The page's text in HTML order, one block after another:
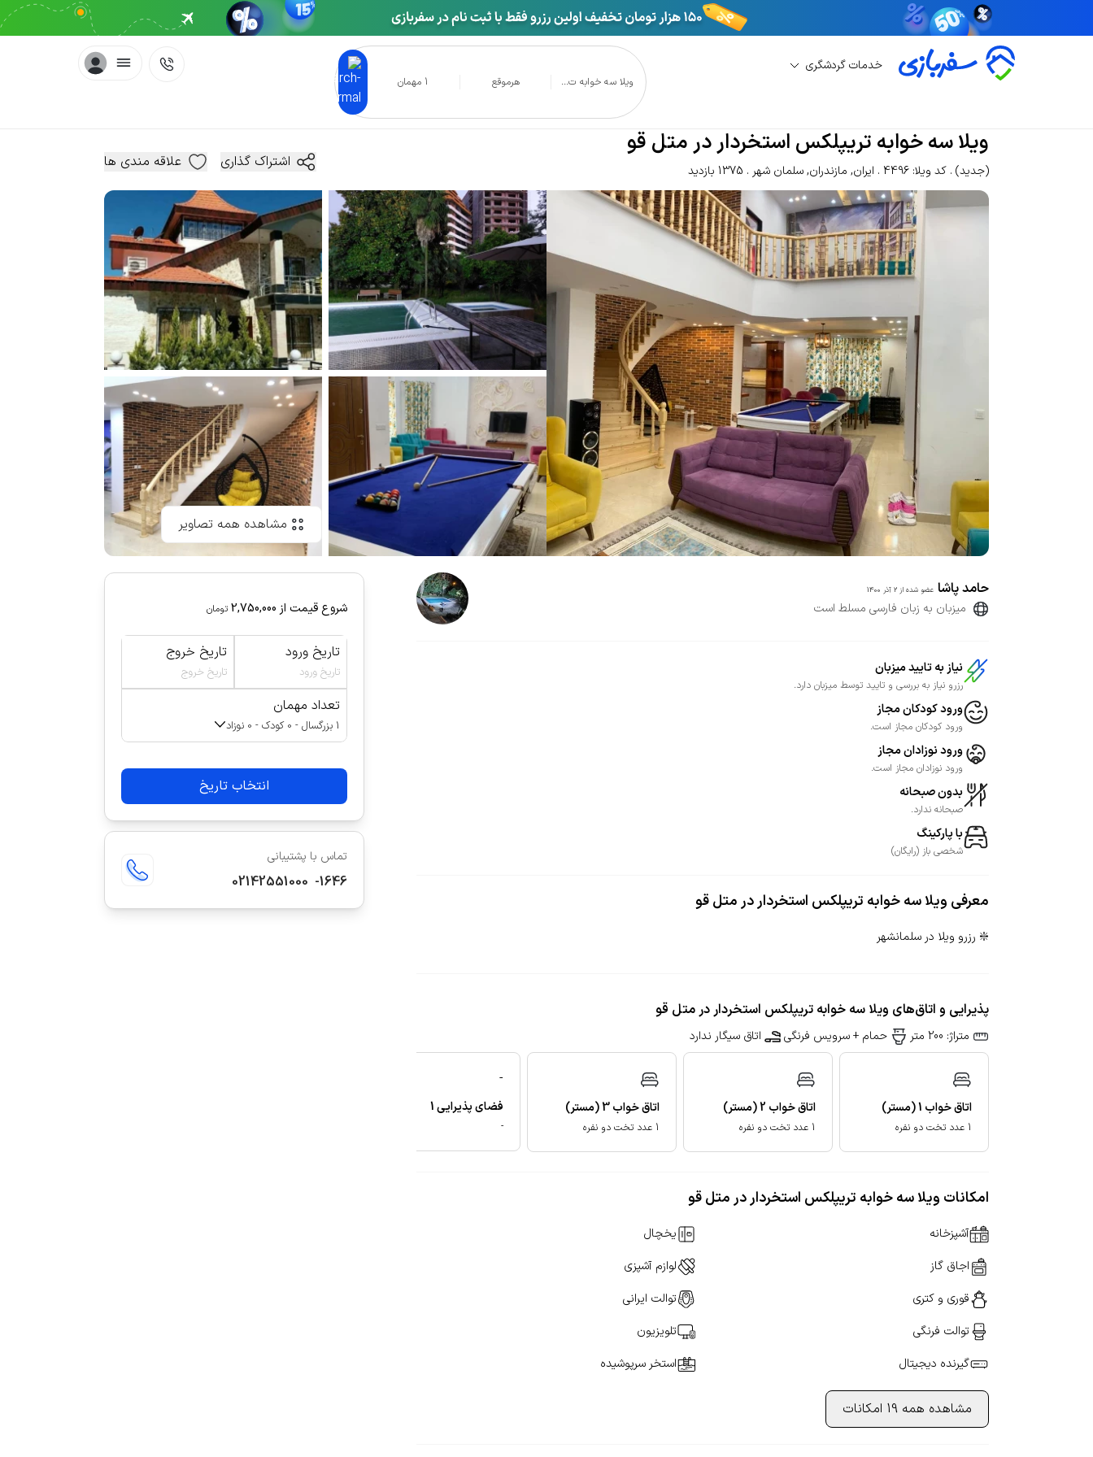
خدمات گردشگری
ویلا سه خوابه ت... هرموقع 1 مهمان
ویلا سه خوابه تریپلکس استخردار در متل قو
ویلا سه خوابه تریپلکس استخردار در متل قو
(جدید) کد ویلا: 4496 ایران, مازندران,سلمان شهر 1375 بازدید اشتراک گذاری علاقه مندی ها
مشاهده همه تصاویر
حامد پاشا عضو شده از 2 آذر 1400
میزبان به زبان فارسی مسلط است
نیاز به تایید میزبان
رزرو نیاز به بررسی و تایید توسط میزبان دارد.
ورود کودکان مجاز
ورود کودکان مجاز است.
ورود نوزادان مجاز
ورود نوزادان مجاز است.
بدون صبحانه
صبحانه ندارد.
با پارکینگ
شخصی باز (رایگان)
معرفی ویلا سه خوابه تریپلکس استخردار در متل قو
❇️ رزرو ویلا در سلمانشهر
پذیرایی و اتاق‌های ویلا سه خوابه تریپلکس استخردار در متل قو
متراژ: 200 متر حمام + سرویس فرنگی اتاق سیگار ندارد
اتاق خواب 1(مستر)
1 عدد تخت دو نفره
اتاق خواب 2(مستر)
1 عدد تخت دو نفره
اتاق خواب3(مستر)
1 عدد تخت دو نفره
-
فضای پذیرایی1
-
امکانات ویلا سه خوابه تریپلکس استخردار در متل قو
آشپزخانه
یخچال
اجاق گاز
لوازم آشپزی
قوری و کتری
توالت ایرانی
توالت فرنگی
تلویزیون
گیرنده دیجیتال
استخر سرپوشیده
مشاهده همه 19 امکانات
شروع قیمت از 2,750,000 تومان
تاریخ ورود
تاریخ ورود
تاریخ خروج
تاریخ خروج
تعداد مهمان
1 بزرگسال - 0 کودک - 0 نوزاد
انتخاب تاریخ
تماس با پشتیبانی
02142551000 -1646